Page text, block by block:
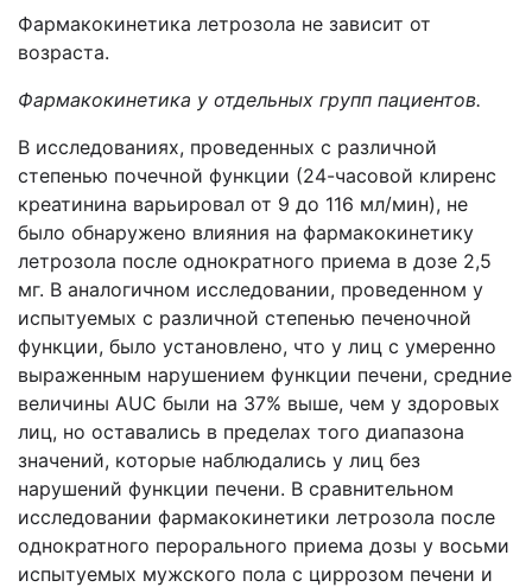
Фармакокинетика летрозола не зависит от
возраста.
Фармакокинетика у отдельных групп пациентов.
В исследованиях, проведенных с различной
степенью почечной функции (24-часовой клиренс
креатинина варьировал от 9 до 116 мл/мин), не
было обнаружено влияния на фармакокинетику
летрозола после однократного приема в дозе 2,5
мг. В аналогичном исследовании, проведенном у
испытуемых с различной степенью печеночной
функции, было установлено, что у лиц с умеренно
выраженным нарушением функции печени, средние
величины AUC были на 37% выше, чем у здоровых
лиц, но оставались в пределах того диапазона
значений, которые наблюдались у лиц без
нарушений функции печени. В сравнительном
исследовании фармакокинетики летрозола после
однократного перорального приема дозы у восьми
испытуемых мужского пола с циррозом печени и